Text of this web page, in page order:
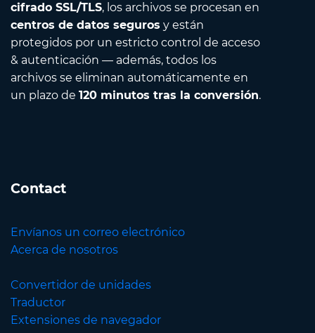
cifrado SSL/TLS, los archivos se procesan en
centros de datos seguros y están
protegidos por un estricto control de acceso
& autenticación — además, todos los
archivos se eliminan automáticamente en
un plazo de 120 minutos tras la conversión.
Contact
Envíanos un correo electrónico
Acerca de nosotros
Convertidor de unidades
Traductor
Extensiones de navegador